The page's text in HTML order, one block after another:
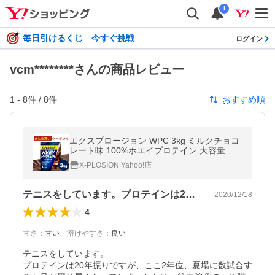
i
毎日引けるくじ 今すぐ挑戦 ログイン
vcm********さんの商品レビュー
1 - 8件 / 8件 おすすめ順
エクスプロージョン WPC 3kg ミルクチョコ
レート味 100%ホエイプロテイン 大容量
X-PLOSION Yahoo!店
テニスをしています。プロテインは20年… 2020/12/18
4
甘さ ： 甘い、 溶けやすさ ： 良い
テニスをしています。
プロテインは20年振りですが、ここ2年位、夏場に数試合す